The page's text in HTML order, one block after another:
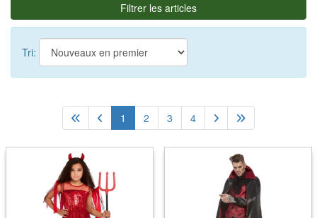
Filtrer les articles
Tri:
1 2 3 4